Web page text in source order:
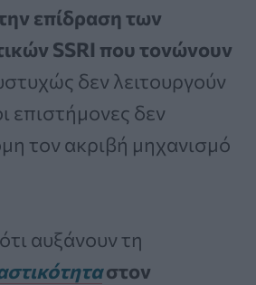
επίδραση των
SSRI που τονώνουν
δεν λειτουργούν
επιστήμονες δεν
τον ακριβή μηχανισμό
αυξάνουν τη
στον